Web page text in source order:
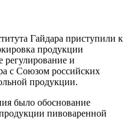
Гайдара приступили к
продукции
регулирование и
с Союзом российских
продукции.
было обоснование
пивоваренной